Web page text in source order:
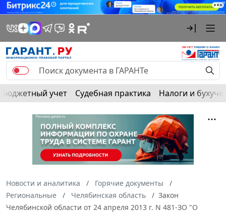
Бюджетный учет Судебная практика Налоги и
Новости и аналитика
Горячие документы
Региональные
Челябинская область
Закон
Челябинской области от 24 апреля 2013 г. N 481-ЗО "О